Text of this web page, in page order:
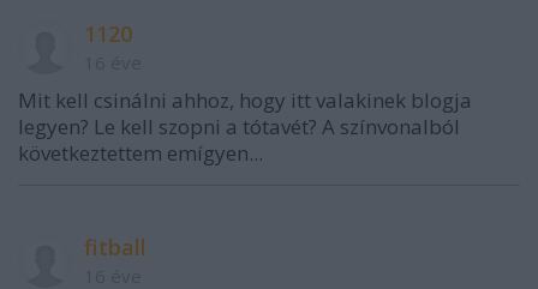
1120
Mit kell csinálni ahhoz, hogy itt valakinek blogja
legyen? Le kell szopni a tótavét? A színvonalból
következtettem emígyen...
fitball